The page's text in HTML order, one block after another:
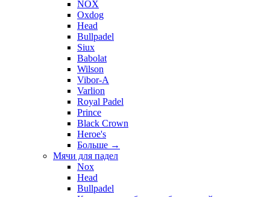
NOX
Oxdog
Head
Bullpadel
Siux
Babolat
Wilson
Vibor-A
Varlion
Royal Padel
Prince
Black Crown
Heroe's
Больше →
Мячи для падел
Nox
Head
Bullpadel